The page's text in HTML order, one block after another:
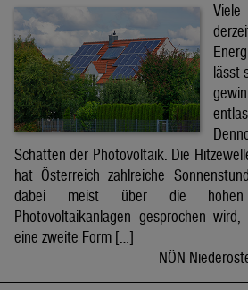
Viele
lässt
Schatten der Photovoltaik. Die
hat Österreich zahlreiche
dabei meist über die hohen
Photovoltaikanlagen gesprochen
eine zweite Form […]
NÖN